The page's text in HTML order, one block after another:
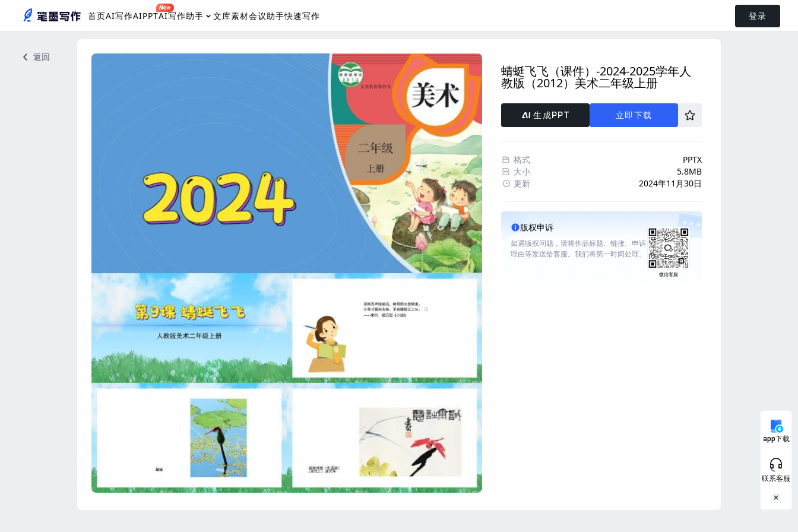
首页AI写作AIPPTAI写作助手 文库素材会议助手快速写作 登录
app下载
联系客服
返回
蜻蜓飞飞（课件）-2024-2025学年人
教版（2012）美术二年级上册
生成PPT 立即下载
格式
PPTX
大小
5.8MB
更新
2024年11月30日
版权申诉
如遇版权问题，请将作品标题、链接、申诉
理由等发送给客服。我们将第一时间处理。
微信客服